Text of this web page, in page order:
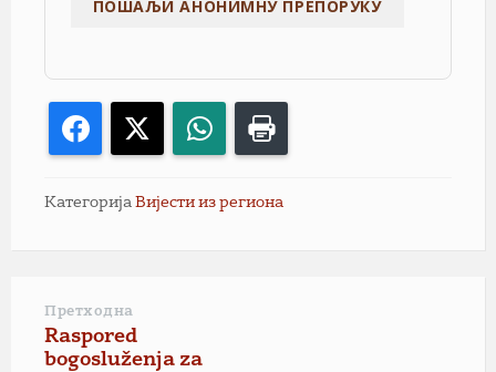
Facebook WhatsApp
Категорија Вијести из региона
Претходна
Raspored
bogosluženja za